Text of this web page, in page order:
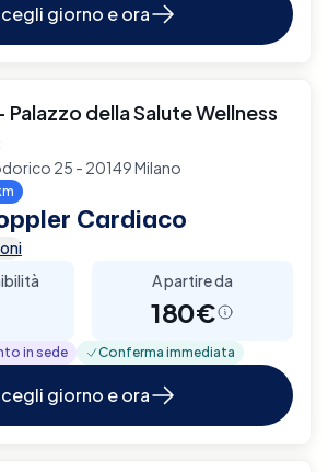
giorno e ora
Palazzo della Salute Wellness
25 - 20149 Milano
Cardiaco
A partire da
180€
in sede Conferma immediata
giorno e ora